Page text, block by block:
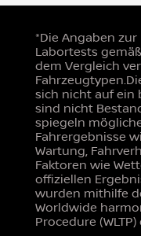
*Die Angaben
Labortests
dem Vergleich
sich nicht auf ein
sind nicht
spiegeln
Fahrergebnisse
Wartung,
Faktoren wie
offiziellen
wurden mithilfe
Worldwide
Procedure